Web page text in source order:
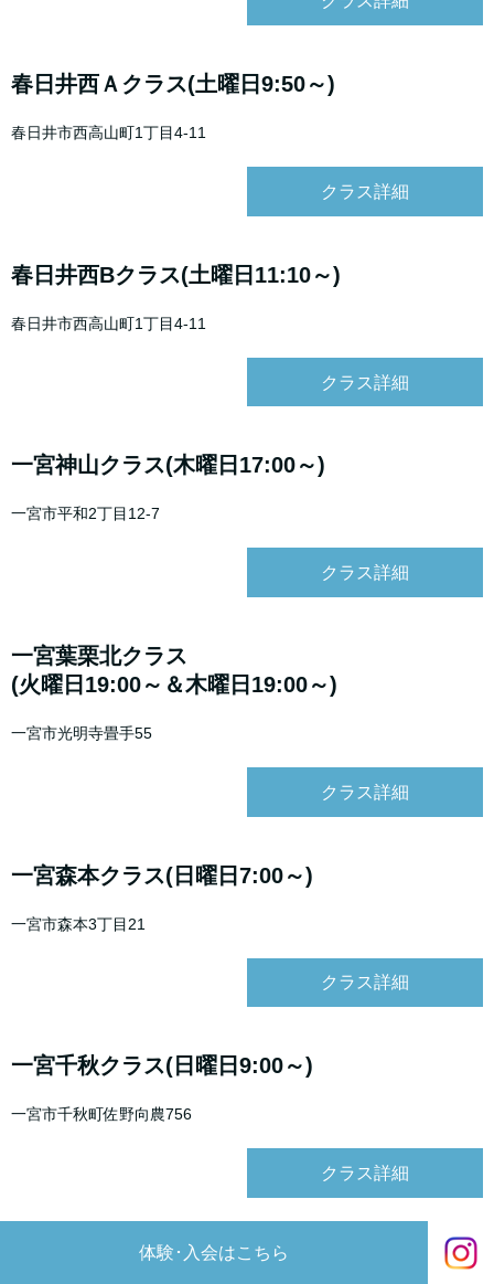
体験･入会はこちら
春日井西Ａクラス(土曜日9:50～)
春日井市西高山町1丁目4-11
クラス詳細
春日井西Bクラス(土曜日11:10～)
春日井市西高山町1丁目4-11
クラス詳細
一宮神山クラス(木曜日17:00～)
一宮市平和2丁目12-7
クラス詳細
一宮葉栗北クラス
(火曜日19:00～＆木曜日19:00～)
一宮市光明寺畳手55
クラス詳細
一宮森本クラス(日曜日7:00～)
一宮市森本3丁目21
クラス詳細
一宮千秋クラス(日曜日9:00～)
一宮市千秋町佐野向農756
クラス詳細